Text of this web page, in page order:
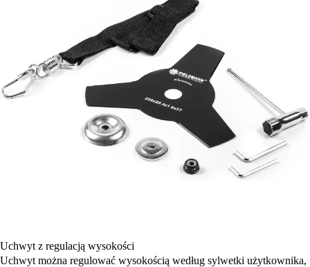
Uchwyt z regulacją wysokości
Uchwyt można regulować wysokością według sylwetki użytkownika,